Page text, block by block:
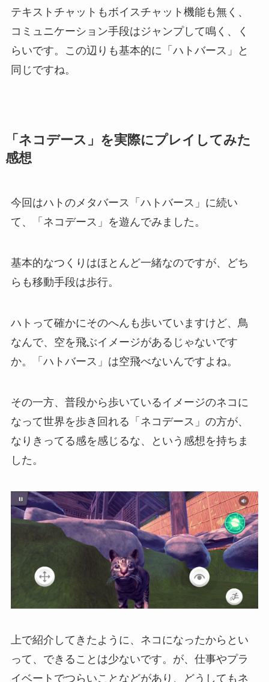
テキストチャットもボイスチャット機能も無く、
コミュニケーション手段はジャンプして鳴く、く
らいです。この辺りも基本的に「ハトバース」と
同じですね。
「ネコデース」を実際にプレイしてみた
感想
今回はハトのメタバース「ハトバース」に続い
て、「ネコデース」を遊んでみました。
基本的なつくりはほとんど一緒なのですが、どち
らも移動手段は歩行。
ハトって確かにそのへんも歩いていますけど、鳥
なんで、空を飛ぶイメージがあるじゃないです
か。「ハトバース」は空飛べないんですよね。
その一方、普段から歩いているイメージのネコに
なって世界を歩き回れる「ネコデース」の方が、
なりきってる感を感じるな、という感想を持ちま
した。
上で紹介してきたように、ネコになったからとい
って、できることは少ないです。が、仕事やプラ
イベートでつらいことなどがあり、どうしてもネ